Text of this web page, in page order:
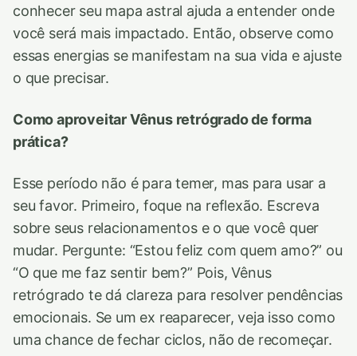
conhecer seu mapa astral ajuda a entender onde
você será mais impactado. Então, observe como
essas energias se manifestam na sua vida e ajuste
o que precisar.
Como aproveitar Vênus retrógrado de forma
prática?
Esse período não é para temer, mas para usar a
seu favor. Primeiro, foque na reflexão. Escreva
sobre seus relacionamentos e o que você quer
mudar. Pergunte: “Estou feliz com quem amo?” ou
“O que me faz sentir bem?” Pois, Vênus
retrógrado te dá clareza para resolver pendências
emocionais. Se um ex reaparecer, veja isso como
uma chance de fechar ciclos, não de recomeçar.